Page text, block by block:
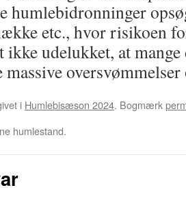
humlebidronninger
etc., hvor risikoen
ikke udelukket, at
massive
i Humlebisæson 2024. Bogmærk
humlestand.